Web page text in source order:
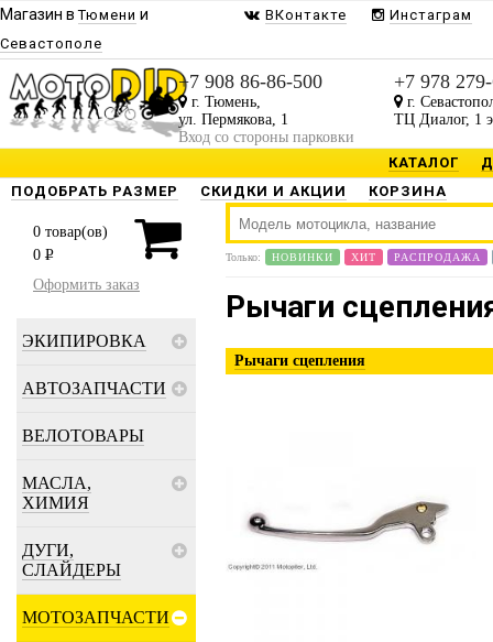
Магазин вТюмени и
Севастополе
ВКонтакте Инстаграм
+7 908 86-86-500
г. Тюмень,
ул. Пермякова, 1
Вход со стороны парковки
+7 978
г.
ТЦ Диалог, 1
КАТАЛОГ
ПОДОБРАТЬ РАЗМЕР
СКИДКИ И АКЦИИ КОРЗИНА
0 товар(ов)
0 P
Оформить заказ
ЭКИПИРОВКА
АВТОЗАПЧАСТИ
ВЕЛОТОВАРЫ
МАСЛА,
ХИМИЯ
ДУГИ,
СЛАЙДЕРЫ
МОТОЗАПЧАСТИ
Только: НОВИНКИ ХИТ РАСПРОДАЖА
Рычаги
Рычаги сцепления
Будь в курсе наших
Присылаем только